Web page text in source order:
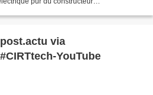
via
YouTube